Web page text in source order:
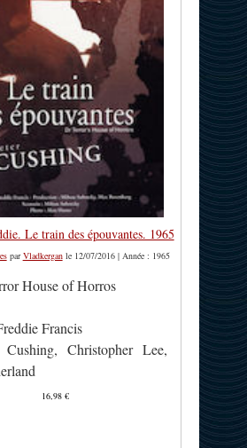
Le train des épouvantes. 1965
parVladkerganle 12/07/2016 | Année : 1965
House of Horros
Francis
Christopher Lee,
16,98 €